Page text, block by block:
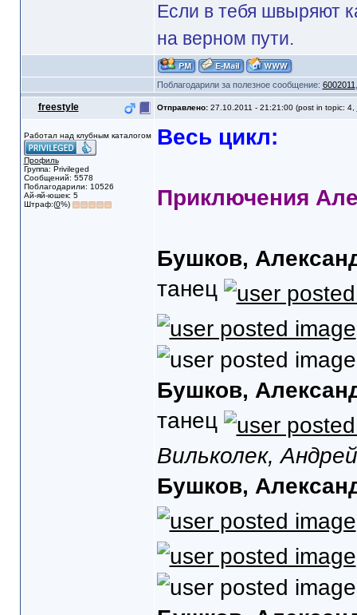
Если в тебя швыряют
на верном пути.
Поблагодарили за полезное сообщение: 6002011
freestyle Отправлено: 27.10.2011 - 21:21:00 (post in topic: 4,
Работал над клубным каталогом
Профиль
Группа: Privileged
Сообщений: 5578
Поблагодарили: 10526
Ай-яй-юшек: 5
Штраф:(0%)
Весь цикл:
Приключения
Бушков,
танец
Бушков,
танец
Вильколек, Андрей
Бушков,